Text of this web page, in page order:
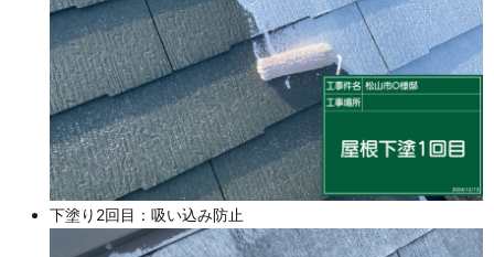
下塗り2回目：吸い込み防止